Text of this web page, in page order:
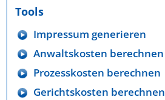
Tools
Impressum generieren
Anwaltskosten berechnen
Prozesskosten berechnen
Gerichtskosten berechnen